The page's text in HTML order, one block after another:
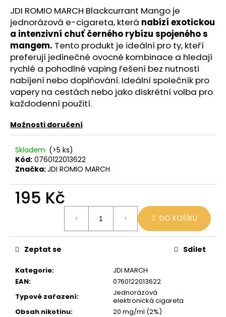
JDI ROMIO MARCH Blackcurrant Mango je
jednorázová e-cigareta, která nabízí exotickou
a intenzivní chuť černého rybízu spojeného s
mangem. Tento produkt je ideální pro ty, kteří
preferují jedinečné ovocné kombinace a hledají
rychlé a pohodlné vaping řešení bez nutnosti
nabíjení nebo doplňování. Ideální společník pro
vapery na cestách nebo jako diskrétní volba pro
každodenní použití.
Možnosti doručení
Skladem (>5 ks)
Kód: 0760122013622
Značka:JDI ROMIO MARCH
195 Kč
DO KOŠÍKU
Kategorie:
JDI MARCH
EAN:
0760122013622
Typové zařazení:
Jednorázová
elektronická cigareta
Obsah nikotinu:
20 mg/ml (2%)
Zeptat se Sdílet
r
u
č
u
j
e
m
e
BABOON
-
BERG
16MG
800
Kč
Původně:
169